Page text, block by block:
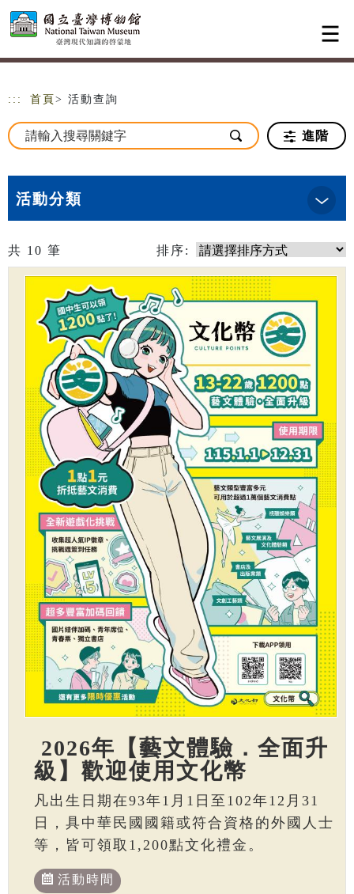
跳到主要內容
網站導覽
::: 首頁 > 活動查詢
進階
活動分類
共 10 筆 排序:
2026年【藝文體驗．全面升
級】歡迎使用文化幣
凡出生日期在93年1月1日至102年12月31
日，具中華民國國籍或符合資格的外國人士
等，皆可領取1,200點文化禮金。
活動時間